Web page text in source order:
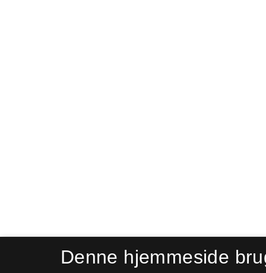
Denne hjemmeside